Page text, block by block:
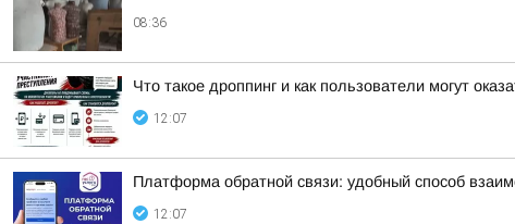
08:36
Что такое дроппинг и как пользователи могут
12:07
Платформа обратной связи: удобный способ
12:07